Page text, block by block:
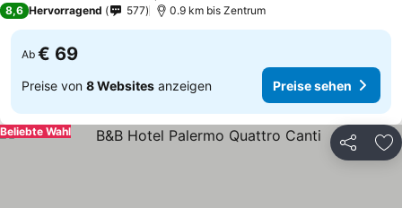
8,6 Hervorragend 577 0.9 km bis Zentrum
Ab € 69
Preise von 8 Websites anzeigen Preise sehen
Teilen
Beliebte Wahl